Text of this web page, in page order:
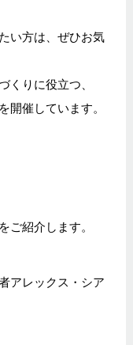
い方は、ぜひお気
くりに役立つ、
開催しています。
ご紹介します。
アレックス・シア